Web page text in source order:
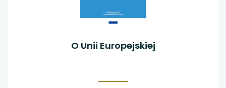
O Unii Europejskiej